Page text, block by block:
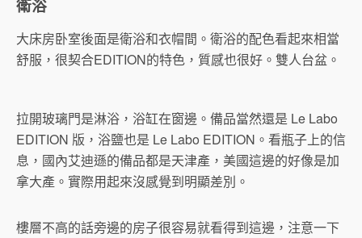
衛浴
大床房卧室後面是衛浴和衣帽間。衛浴的配色看起來相當
舒服，很契合EDITION的特色，質感也很好。雙人台盆。
拉開玻璃門是淋浴，浴缸在窗邊。備品當然還是 Le Labo
EDITION 版，浴鹽也是 Le Labo EDITION。看瓶子上的信
息，國內艾迪遜的備品都是天津產，美國這邊的好像是加
拿大產。實際用起來沒感覺到明顯差別。
樓層不高的話旁邊的房子很容易就看得到這邊，注意一下